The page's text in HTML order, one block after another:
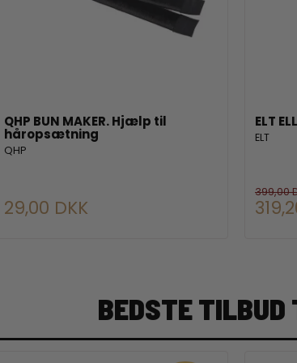
QHP BUN MAKER. Hjælp til
håropsætning
QHP
29,00 DKK
ELT
ELT
399,00
BEDSTE TILBUD